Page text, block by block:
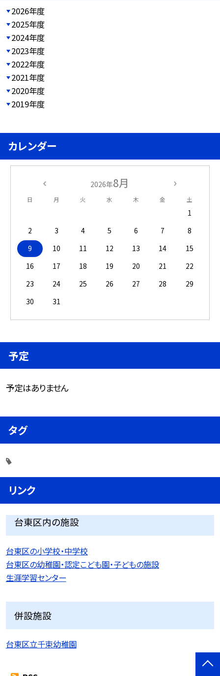
2026年度
2025年度
2024年度
2023年度
2022年度
2021年度
2020年度
2019年度
カレンダー
2026年8月
日 月 火 水 木 金 土
1
2
3 4 5 6 7
8
9
10 11 12 13 14
15
16
17 18 19 20 21
22
23
24 25 26 27 28
29
30
31
予定
予定はありません
タグ
リンク
台東区内の施設
台東区の小学校・中学校
台東区の幼稚園・認定こども園・子どもの施設
生涯学習センター
併設施設
台東区立千束幼稚園